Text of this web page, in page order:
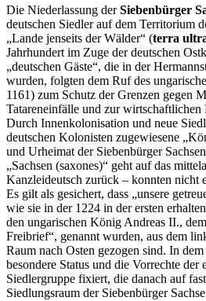
Die Niederlassung derSiebenbürger
deutschen Siedler auf dem Territorium
„Lande jenseits der Wälder“ (terra
Jahrhundert im Zuge der deutschen
„deutschen Gäste“, die in der
wurden, folgten dem Ruf des
1161) zum Schutz der Grenzen gegen
Tatareneinfälle und zur wirtschaftlichen
Durch Innenkolonisation und neue
deutschen Kolonisten zugewiesene
und Urheimat der Siebenbürger
„Sachsen (saxones)“ geht auf das
Kanzleideutsch zurück – konnten nicht
Es gilt als gesichert, dass „unsere
wie sie in der 1224 in der ersten
den ungarischen König Andreas II.,
Freibrief“, genannt wurden, aus dem
Raum nach Osten gezogen sind. In
besondere Status und die Vorrechte der
Siedlergruppe fixiert, die danach auf
Siedlungsraum der Siebenbürger